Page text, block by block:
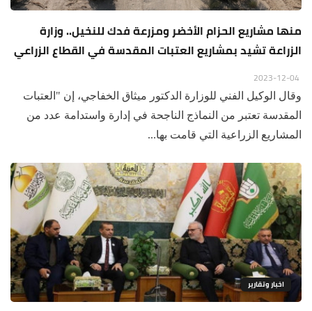
منها مشاريع الحزام الأخضر ومزرعة فدك للنخيل.. وزارة
الزراعة تشيد بمشاريع العتبات المقدسة في القطاع الزراعي
وقال الوكيل الفني للوزارة الدكتور ميثاق الخفاجي، إن "العتبات
المقدسة تعتبر من النماذج الناجحة في إدارة واستدامة عدد من
المشاريع الزراعية التي قامت بها...
اخبار وتقارير